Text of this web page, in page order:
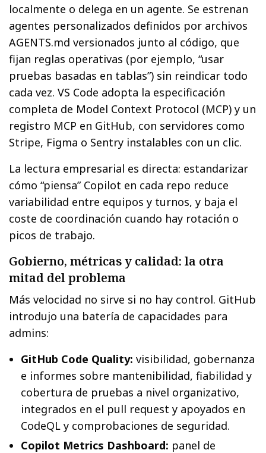
localmente o delega en un agente. Se estrenan
agentes personalizados definidos por archivos
AGENTS.md versionados junto al código, que
fijan reglas operativas (por ejemplo, “usar
pruebas basadas en tablas”) sin reindicar todo
cada vez. VS Code adopta la especificación
completa de Model Context Protocol (MCP) y un
registro MCP en GitHub, con servidores como
Stripe, Figma o Sentry instalables con un clic.
La lectura empresarial es directa: estandarizar
cómo “piensa” Copilot en cada repo reduce
variabilidad entre equipos y turnos, y baja el
coste de coordinación cuando hay rotación o
picos de trabajo.
Gobierno, métricas y calidad: la otra
mitad del problema
Más velocidad no sirve si no hay control. GitHub
introdujo una batería de capacidades para
admins:
GitHub Code Quality: visibilidad, gobernanza
e informes sobre mantenibilidad, fiabilidad y
cobertura de pruebas a nivel organizativo,
integrados en el pull request y apoyados en
CodeQL y comprobaciones de seguridad.
Copilot Metrics Dashboard: panel de